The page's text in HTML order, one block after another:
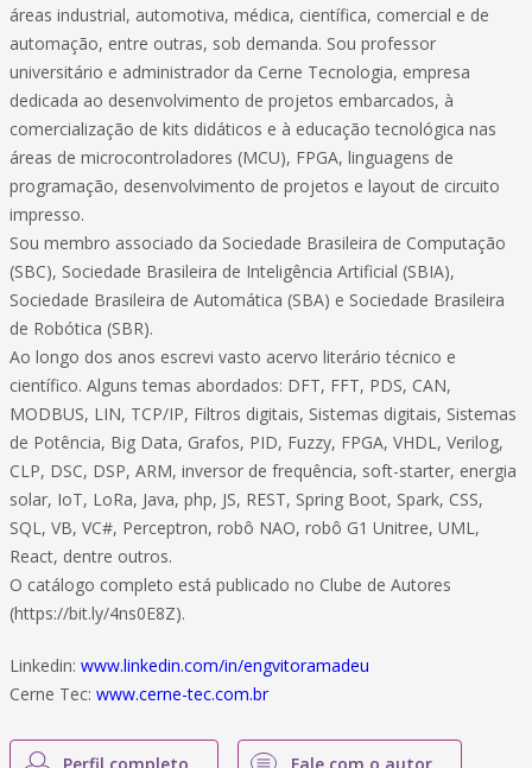
áreas industrial, automotiva, médica, científica, comercial e de
automação, entre outras, sob demanda. Sou professor
universitário e administrador da Cerne Tecnologia, empresa
dedicada ao desenvolvimento de projetos embarcados, à
comercialização de kits didáticos e à educação tecnológica nas
áreas de microcontroladores (MCU), FPGA, linguagens de
programação, desenvolvimento de projetos e layout de circuito
impresso.
Sou membro associado da Sociedade Brasileira de Computação
(SBC), Sociedade Brasileira de Inteligência Artificial (SBIA),
Sociedade Brasileira de Automática (SBA) e Sociedade Brasileira
de Robótica (SBR).
Ao longo dos anos escrevi vasto acervo literário técnico e
científico. Alguns temas abordados: DFT, FFT, PDS, CAN,
MODBUS, LIN, TCP/IP, Filtros digitais, Sistemas digitais, Sistemas
de Potência, Big Data, Grafos, PID, Fuzzy, FPGA, VHDL, Verilog,
CLP, DSC, DSP, ARM, inversor de frequência, soft-starter, energia
solar, IoT, LoRa, Java, php, JS, REST, Spring Boot, Spark, CSS,
SQL, VB, VC#, Perceptron, robô NAO, robô G1 Unitree, UML,
React, dentre outros.
O catálogo completo está publicado no Clube de Autores
(https://bit.ly/4ns0E8Z).
Linkedin: www.linkedin.com/in/engvitoramadeu
Cerne Tec: www.cerne-tec.com.br